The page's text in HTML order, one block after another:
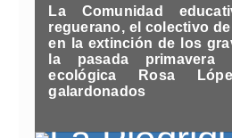
La Comunidad
reguerano, el colectivo
en la extinción de los
la pasada
ecológica Rosa
galardonados